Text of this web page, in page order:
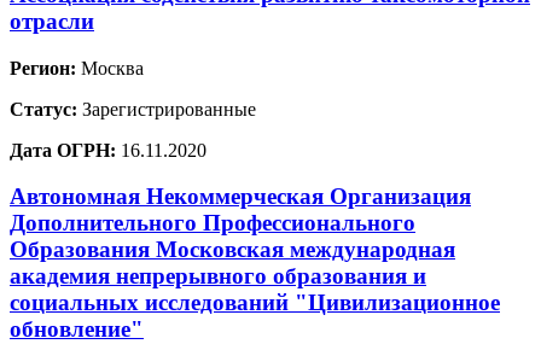
отрасли
Регион: Москва
Статус: Зарегистрированные
Дата ОГРН: 16.11.2020
Автономная Некоммерческая Организация
Дополнительного Профессионального
Образования Московская международная
академия непрерывного образования и
социальных исследований "Цивилизационное
обновление"